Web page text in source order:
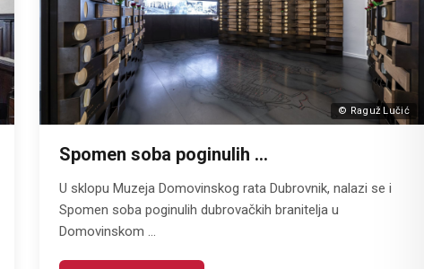
© Raguž Lučić
Spomen soba poginulih ...
U sklopu Muzeja Domovinskog rata Dubrovnik, nalazi se i
Spomen soba poginulih dubrovačkih branitelja u
Domovinskom ...